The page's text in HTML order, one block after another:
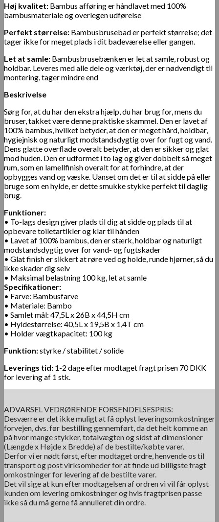
Høj kvalitet: Bambus afføring er håndlavet med 100%
bambusmateriale og overlegen udførelse
Perfekt størrelse: Bambusbrusebad er perfekt størrelse; det
tager ikke for meget plads i dit badeværelse eller gangen.
Let at samle: Bambusbrusebænken er let at samle, robust og
holdbar. Leveres med alle dele og værktøj, der er nødvendigt til
montering, tager mindre end
Beskrivelse
Sørg for, at du har den ekstra hjælp, du har brug for, mens du
bruser, takket være denne praktiske skammel. Den er lavet af
100% bambus, hvilket betyder, at den er meget hård, holdbar,
hygiejnisk og naturligt modstandsdygtig over for fugt og vand.
Dens glatte overflade overalt betyder, at den er sikker og glat
mod huden. Den er udformet i to lag og giver dobbelt så meget
rum, som en lamellfinish overalt for at forhindre, at der
opbygges vand og væske. Uanset om det er til at sidde på eller
bruge som en hylde, er dette smukke stykke perfekt til daglig
brug.
Funktioner:
• To-lags design giver plads til dig at sidde og plads til at
opbevare toiletartikler og klar til hånden
• Lavet af 100% bambus, den er stærk, holdbar og naturligt
modstandsdygtig over for vand- og fugtskader
• Glat finish er sikkert at røre ved og holde, runde hjørner, så du
ikke skader dig selv
• Maksimal belastning 100 kg, let at samle
Specifikationer:
• Farve: Bambusfarve
• Materiale: Bambo
• Samlet mål: 47,5L x 26B x 44,5H cm
• Hyldestørrelse: 40,5L x 19,5B x 1,4T cm
• Holder vægtkapacitet: 100 kg
Funktion:styrke / stabilitet / solide
Leverings tid: 1-2 dage efter modtaget fragt prisen 70 DKK
for levering af 1 stk.
ADVARSEL VEDRØRENDE FORSENDELSESPRIS:
Desværre er det ikke muligt at få oplyst leveringsomkostninger
forvejen, dvs. før bestilling gennemført, da det helt komme an
på hvor mange stykker, totalvægten og sidst af dimensioner
(Længde x Højde x Bredde) af de bestilte/købte varer.
Derfor vi er nødt først, efter modtaget ordre, henvende os til
transport og post virksomheder for at finde ud billigste fragt
omkostninger for levering af de bestilte varer.
Det vil sige at kun efter modtagelsen af ordren vi vil får oplyst
kunden om levering omkostninger og hvis fragtprisen passe
ikke så du må gerne få annulleret din ordre.